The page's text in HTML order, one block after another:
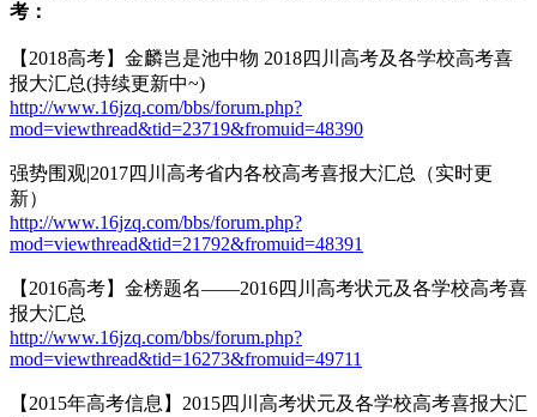
考：
【2018高考】金麟岂是池中物 2018四川高考及各学校高考喜
报大汇总(持续更新中~)
http://www.16jzq.com/bbs/forum.php?
mod=viewthread&tid=23719&fromuid=48390
强势围观|2017四川高考省内各校高考喜报大汇总（实时更
新）
http://www.16jzq.com/bbs/forum.php?
mod=viewthread&tid=21792&fromuid=48391
【2016高考】金榜题名——2016四川高考状元及各学校高考喜
报大汇总
http://www.16jzq.com/bbs/forum.php?
mod=viewthread&tid=16273&fromuid=49711
【2015年高考信息】2015四川高考状元及各学校高考喜报大汇